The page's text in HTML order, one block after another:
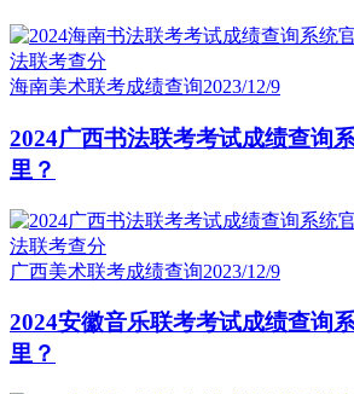
海南美术联考成绩查询2023/12/9
2024广西书法联考考试成绩查询
里？
广西美术联考成绩查询2023/12/9
2024安徽音乐联考考试成绩查询
里？